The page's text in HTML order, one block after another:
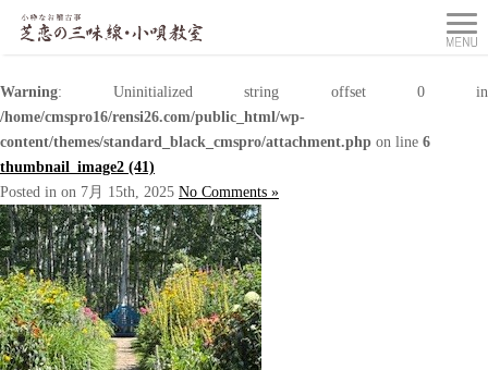
Warning: Uninitialized string offset 0 in
/home/cmspro16/rensi26.com/public_html/wp-
content/themes/standard_black_cmspro/attachment.php on line 6
thumbnail_image2 (41)
Posted in on 7月 15th, 2025 No Comments »